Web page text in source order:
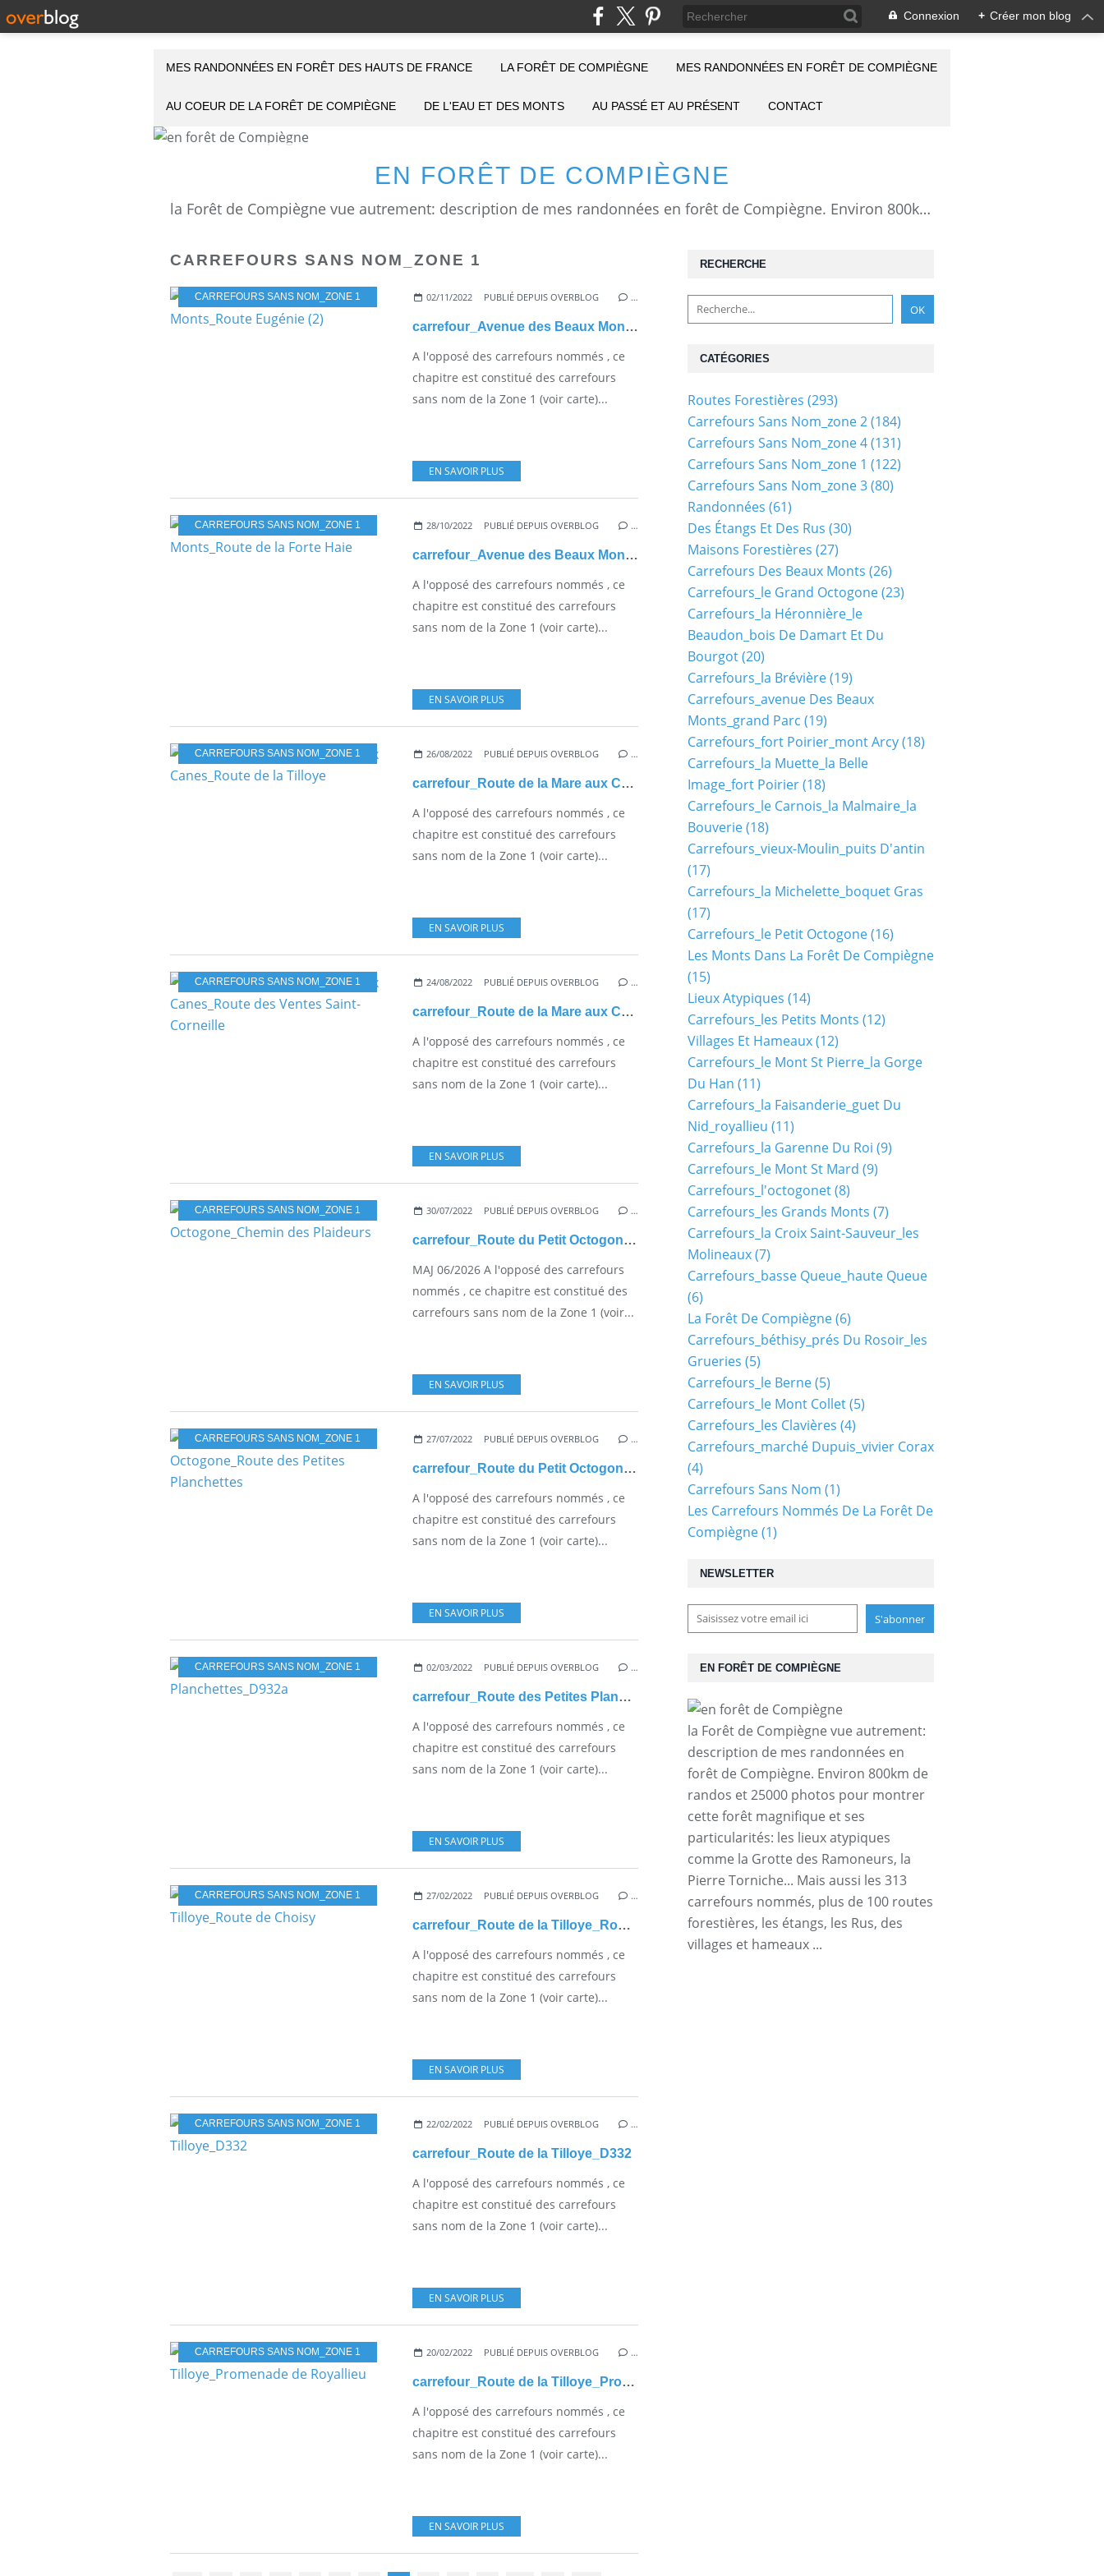
Connexion + Créer mon blog
EN FORÊT DE COMPIÈGNE
la Forêt de Compiègne vue autrement: description de mes randonnées en forêt de Compiègne. Environ 800km de randos et 25000 photos pour montrer cette forêt magnifique et ses particularités: les lieux atypiques comme la Grotte des Ramoneurs, la Pierre Torniche... Mais aussi les 313 carrefours nommés, plus de 100 routes forestières, les étangs, les Rus, des villages et hameaux ...
MES RANDONNÉES EN FORÊT DES HAUTS DE FRANCE LA FORÊT DE COMPIÈGNE MES RANDONNÉES EN FORÊT DE COMPIÈGNE
AU COEUR DE LA FORÊT DE COMPIÈGNE DE L'EAU ET DES MONTS AU PASSÉ ET AU PRÉSENT CONTACT
CARREFOURS SANS NOM_ZONE 1
CARREFOURS SANS NOM_ZONE 1 02/11/2022 PUBLIÉ DEPUIS OVERBLOG …
carrefour_Avenue des Beaux Monts_Route Eugénie (2)
A l'opposé des carrefours nommés , ce
chapitre est constitué des carrefours
sans nom de la Zone 1 (voir carte)...
EN SAVOIR PLUS
CARREFOURS SANS NOM_ZONE 1 28/10/2022 PUBLIÉ DEPUIS OVERBLOG …
carrefour_Avenue des Beaux Monts_Route de la Forte Haie
A l'opposé des carrefours nommés , ce
chapitre est constitué des carrefours
sans nom de la Zone 1 (voir carte)...
EN SAVOIR PLUS
CARREFOURS SANS NOM_ZONE 1 26/08/2022 PUBLIÉ DEPUIS OVERBLOG …
carrefour_Route de la Mare aux Canes_Route de la Tilloye
A l'opposé des carrefours nommés , ce
chapitre est constitué des carrefours
sans nom de la Zone 1 (voir carte)...
EN SAVOIR PLUS
CARREFOURS SANS NOM_ZONE 1 24/08/2022 PUBLIÉ DEPUIS OVERBLOG …
carrefour_Route de la Mare aux Canes_Route des Ventes Saint-Corneille
A l'opposé des carrefours nommés , ce
chapitre est constitué des carrefours
sans nom de la Zone 1 (voir carte)...
EN SAVOIR PLUS
CARREFOURS SANS NOM_ZONE 1 30/07/2022 PUBLIÉ DEPUIS OVERBLOG …
carrefour_Route du Petit Octogone_Chemin des Plaideurs
MAJ 06/2026 A l'opposé des carrefours
nommés , ce chapitre est constitué des
carrefours sans nom de la Zone 1 (voir...
EN SAVOIR PLUS
CARREFOURS SANS NOM_ZONE 1 27/07/2022 PUBLIÉ DEPUIS OVERBLOG …
carrefour_Route du Petit Octogone_Route des Petites Planchettes
A l'opposé des carrefours nommés , ce
chapitre est constitué des carrefours
sans nom de la Zone 1 (voir carte)...
EN SAVOIR PLUS
CARREFOURS SANS NOM_ZONE 1 02/03/2022 PUBLIÉ DEPUIS OVERBLOG …
carrefour_Route des Petites Planchettes_D932a
A l'opposé des carrefours nommés , ce
chapitre est constitué des carrefours
sans nom de la Zone 1 (voir carte)...
EN SAVOIR PLUS
CARREFOURS SANS NOM_ZONE 1 27/02/2022 PUBLIÉ DEPUIS OVERBLOG …
carrefour_Route de la Tilloye_Route de Choisy
A l'opposé des carrefours nommés , ce
chapitre est constitué des carrefours
sans nom de la Zone 1 (voir carte)...
EN SAVOIR PLUS
CARREFOURS SANS NOM_ZONE 1 22/02/2022 PUBLIÉ DEPUIS OVERBLOG …
carrefour_Route de la Tilloye_D332
A l'opposé des carrefours nommés , ce
chapitre est constitué des carrefours
sans nom de la Zone 1 (voir carte)...
EN SAVOIR PLUS
CARREFOURS SANS NOM_ZONE 1 20/02/2022 PUBLIÉ DEPUIS OVERBLOG …
carrefour_Route de la Tilloye_Promenade de Royallieu
A l'opposé des carrefours nommés , ce
chapitre est constitué des carrefours
sans nom de la Zone 1 (voir carte)...
EN SAVOIR PLUS
NEWSLETTER
RECHERCHE
EN FORÊT DE COMPIÈGNE
la Forêt de Compiègne vue autrement:
description de mes randonnées en
forêt de Compiègne. Environ 800km de
randos et 25000 photos pour montrer
cette forêt magnifique et ses
particularités: les lieux atypiques
comme la Grotte des Ramoneurs, la
Pierre Torniche... Mais aussi les 313
carrefours nommés, plus de 100 routes
forestières, les étangs, les Rus, des
villages et hameaux ...
CATÉGORIES
Routes Forestières (293)
Carrefours Sans Nom_zone 2(184)
Carrefours Sans Nom_zone 4(131)
Carrefours Sans Nom_zone 1 (122)
Carrefours Sans Nom_zone 3(80)
Randonnées (61)
Des Étangs Et Des Rus (30)
Maisons Forestières (27)
Carrefours Des Beaux Monts (26)
Carrefours_le Grand Octogone(23)
Carrefours_la Héronnière_le
Beaudon_bois De Damart Et Du
Bourgot(20)
Carrefours_la Brévière(19)
Carrefours_avenue Des Beaux
Monts_grand Parc (19)
Carrefours_fort Poirier_mont Arcy(18)
Carrefours_la Muette_la Belle
Image_fort Poirier(18)
Carrefours_le Carnois_la Malmaire_la
Bouverie(18)
Carrefours_vieux-Moulin_puits D'antin
(17)
Carrefours_la Michelette_boquet Gras
(17)
Carrefours_le Petit Octogone(16)
Les Monts Dans La Forêt De Compiègne
(15)
Lieux Atypiques (14)
Carrefours_les Petits Monts (12)
Villages Et Hameaux(12)
Carrefours_le Mont St Pierre_la Gorge
Du Han (11)
Carrefours_la Faisanderie_guet Du
Nid_royallieu (11)
Carrefours_la Garenne Du Roi (9)
Carrefours_le Mont St Mard (9)
Carrefours_l'octogonet(8)
Carrefours_les Grands Monts (7)
Carrefours_la Croix Saint-Sauveur_les
Molineaux(7)
Carrefours_basse Queue_haute Queue
(6)
La Forêt De Compiègne(6)
Carrefours_béthisy_prés Du Rosoir_les
Grueries (5)
Carrefours_le Berne(5)
Carrefours_le Mont Collet(5)
Carrefours_les Clavières (4)
Carrefours_marché Dupuis_vivier Corax
(4)
Carrefours Sans Nom (1)
Les Carrefours Nommés De La Forêt De
Compiègne(1)